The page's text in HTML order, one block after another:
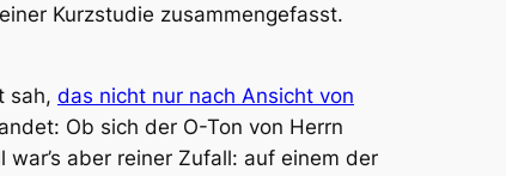
Kurzstudie zusammengefasst.
sah, das nicht nur nach Ansicht von
Ob sich der O-Ton von Herrn
aber reiner Zufall: auf einem der